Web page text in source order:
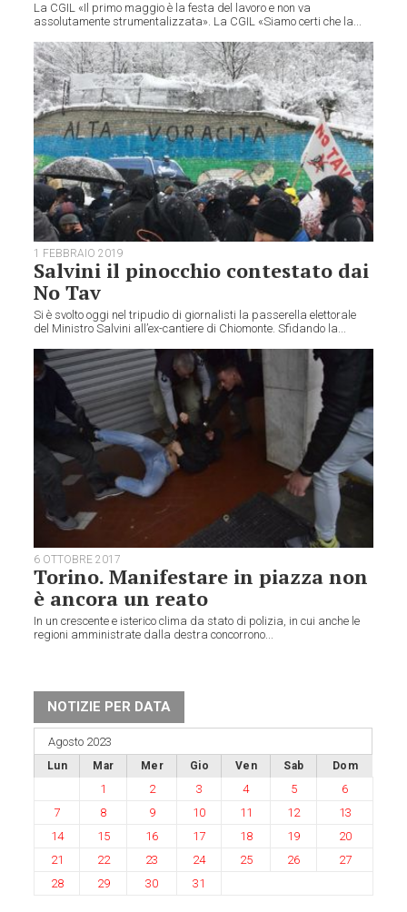
La CGIL «Il primo maggio è la festa del lavoro e non va
assolutamente strumentalizzata». La CGIL «Siamo certi che la...
1 FEBBRAIO 2019
Salvini il pinocchio contestato dai
No Tav
Si è svolto oggi nel tripudio di giornalisti la passerella elettorale
del Ministro Salvini all’ex-cantiere di Chiomonte. Sfidando la...
6 OTTOBRE 2017
Torino. Manifestare in piazza non
è ancora un reato
In un crescente e isterico clima da stato di polizia, in cui anche le
regioni amministrate dalla destra concorrono...
NOTIZIE PER DATA
Agosto 2023
Lun Mar Mer Gio Ven Sab Dom
1 2 3 4 5
6
7
8 9 10 11 12
13
14
15 16 17 18 19
20
21
22 23 24 25 26
27
28
29 30 31